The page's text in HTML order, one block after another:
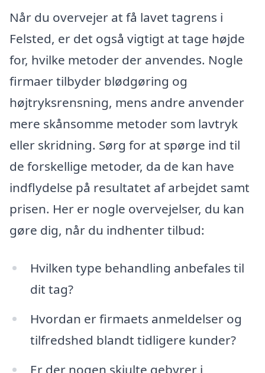
Når du overvejer at få lavet tagrens i
Felsted, er det også vigtigt at tage højde
for, hvilke metoder der anvendes. Nogle
firmaer tilbyder blødgøring og
højtryksrensning, mens andre anvender
mere skånsomme metoder som lavtryk
eller skridning. Sørg for at spørge ind til
de forskellige metoder, da de kan have
indflydelse på resultatet af arbejdet samt
prisen. Her er nogle overvejelser, du kan
gøre dig, når du indhenter tilbud:
Hvilken type behandling anbefales til
dit tag?
Hvordan er firmaets anmeldelser og
tilfredshed blandt tidligere kunder?
Er der nogen skjulte gebyrer i